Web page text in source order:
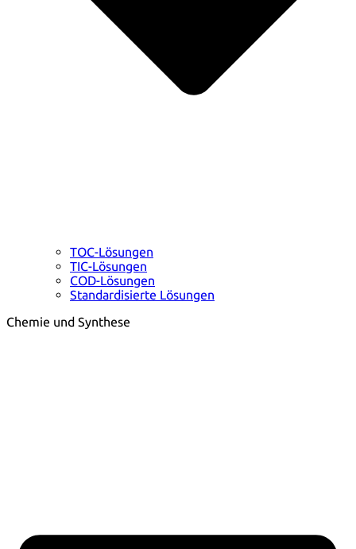
TOC-Lösungen
TIC-Lösungen
COD-Lösungen
Standardisierte Lösungen
Chemie und Synthese